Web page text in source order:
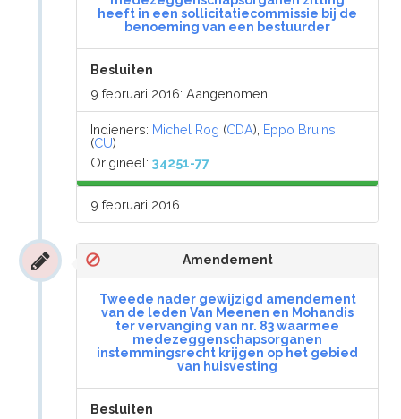
heeft in een sollicitatiecommissie bij de
benoeming van een bestuurder
Besluiten
9 februari 2016: Aangenomen.
Indieners: Michel Rog (CDA), Eppo Bruins
(CU)
Origineel:34251-77
9 februari 2016
Amendement
Tweede nader gewijzigd amendement
van de leden Van Meenen en Mohandis
ter vervanging van nr. 83 waarmee
medezeggenschapsorganen
instemmingsrecht krijgen op het gebied
van huisvesting
Besluiten